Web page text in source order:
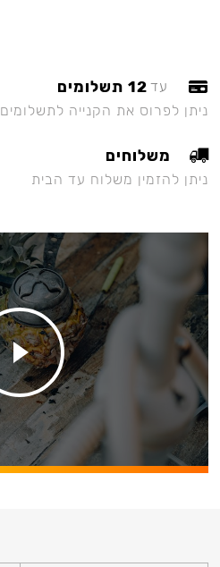
עד 12 תשלומים
ניתן לפרוס את הקנייה לתשלומים
משלוחים
ניתן להזמין משלוח עד הבית